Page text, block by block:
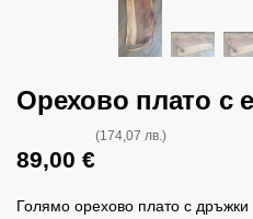
Орехово плато с
89,00 €
(174,07 лв.)
Голямо орехово плато с дръжки